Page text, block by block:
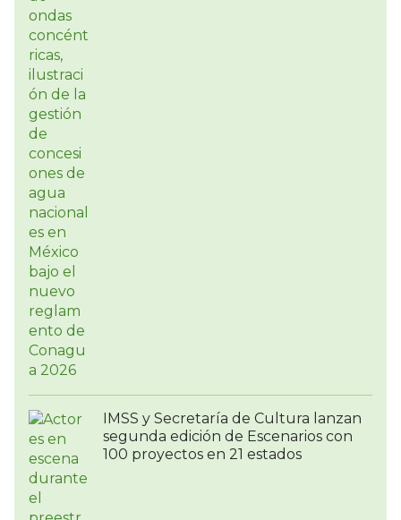
IMSS y Secretaría de Cultura lanzan
segunda edición de Escenarios con
100 proyectos en 21 estados